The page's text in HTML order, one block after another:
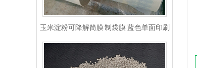
玉米淀粉可降解筒膜 制袋膜 蓝色单面印刷